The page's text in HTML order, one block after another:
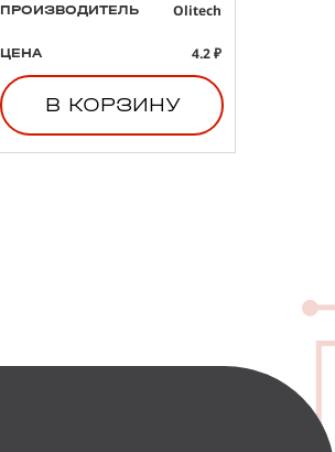
ПРОИЗВОДИТЕЛЬ Olitech
ЦЕНА 4.2 ₽
В КОРЗИНУ